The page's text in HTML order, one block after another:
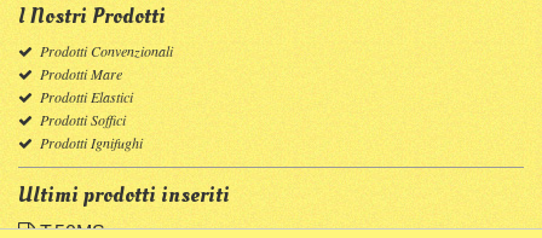
I Nostri Prodotti
Prodotti Convenzionali
Prodotti Mare
Prodotti Elastici
Prodotti Soffici
Prodotti Ignifughi
Ultimi prodotti inseriti
T.50MS